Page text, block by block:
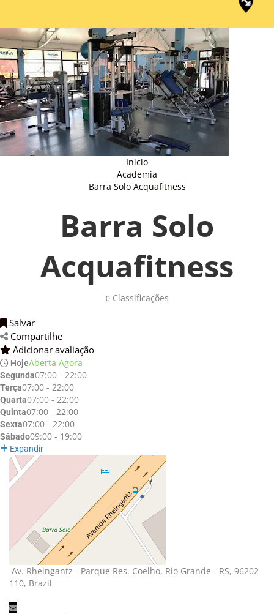
Início
Academia
Barra Solo Acquafitness
Barra Solo
Acquafitness
0Classificações
Salvar
Compartilhe
Adicionar avaliação
HojeAberta Agora
Segunda07:00 - 22:00
Terça07:00 - 22:00
Quarta07:00 - 22:00
Quinta07:00 - 22:00
Sexta07:00 - 22:00
Sábado09:00 - 19:00
Expandir
Av. Rheingantz - Parque Res. Coelho, Rio Grande - RS, 96202-
110, Brazil